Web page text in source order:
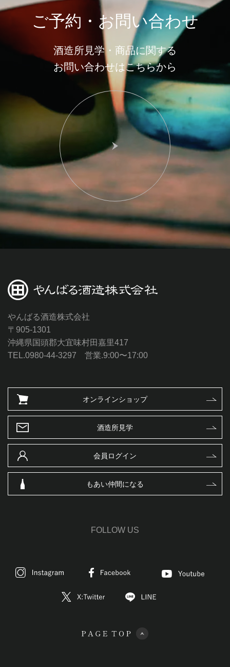
ご予約・お問い合わせ
酒造所見学・商品に関する
お問い合わせはこちらから
やんばる酒造株式会社
〒905-1301
沖縄県国頭郡大宜味村田嘉里417
TEL.0980-44-3297 営業.9:00〜17:00
オンラインショップ
酒造所見学
会員ログイン
もあい仲間になる
FOLLOW US